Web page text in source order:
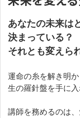
あなたの未来は
決まっている？
それとも変えら
運命の糸を解き明
生の羅針盤を手に
講師を務めるのは、